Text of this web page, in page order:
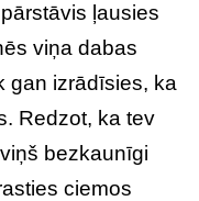
ļausies
viņa dabas
gan izrādīsies, ka
Redzot, ka tev
bezkaunīgi
ciemos